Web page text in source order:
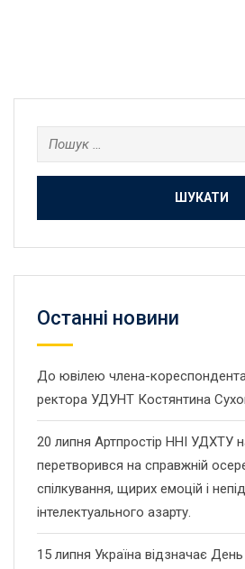
Пошук:
Останнi новини
До ювілею члена-
ректора УДУНТ Костянтина
20 липня Артпростір ННІ УДХТУ
перетворився на справжній
спілкування, щирих емоцій і
інтелектуального азарту.
15 липня Україна відзначає День